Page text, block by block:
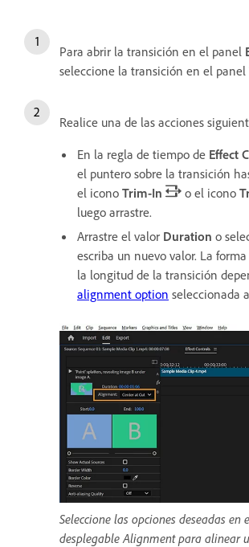
Para abrir la transición en el panel
seleccione la transición en el panel
Realice una de las acciones
En la regla de tiempo de Effect
el puntero sobre la transición
el icono Trim-In o el icono
luego arrastre.
Arrastre el valor Duration o
escriba un nuevo valor. La
la longitud de la transición
alignment option seleccionada
Seleccione las opciones deseadas en
desplegable Alignment para alinear